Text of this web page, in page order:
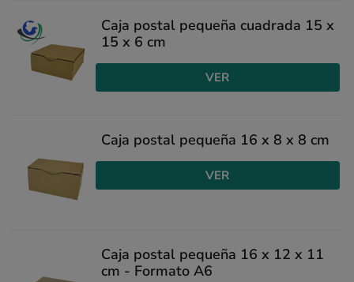
Caja postal pequeña cuadrada 15 x
15 x 6 cm
VER
Caja postal pequeña 16 x 8 x 8 cm
VER
Caja postal pequeña 16 x 12 x 11
cm - Formato A6